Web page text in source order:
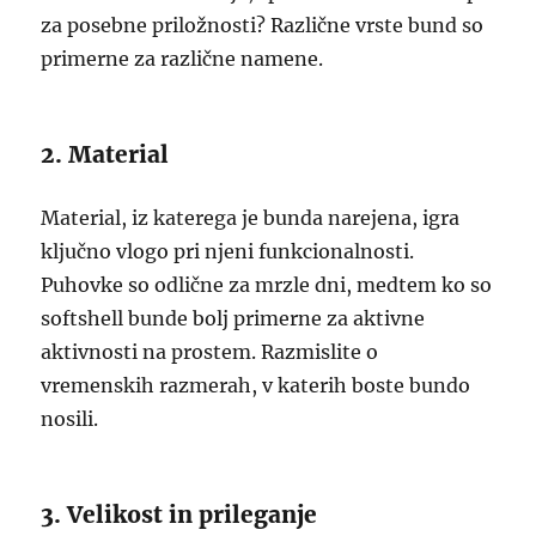
za posebne priložnosti? Različne vrste bund so
primerne za različne namene.
2. Material
Material, iz katerega je bunda narejena, igra
ključno vlogo pri njeni funkcionalnosti.
Puhovke so odlične za mrzle dni, medtem ko so
softshell bunde bolj primerne za aktivne
aktivnosti na prostem. Razmislite o
vremenskih razmerah, v katerih boste bundo
nosili.
3. Velikost in prileganje